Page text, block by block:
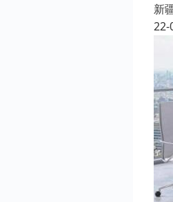
新
22-